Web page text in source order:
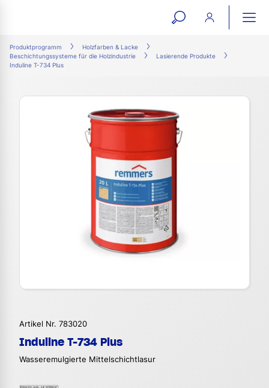
open
Produktprogramm
Holzfarben & Lacke
Beschichtungssysteme für die Holzindustrie
Lasierende Produkte
Induline T-734 Plus
Artikel Nr. 783020
Induline T-734 Plus
Wasseremulgierte Mittelschichtlasur